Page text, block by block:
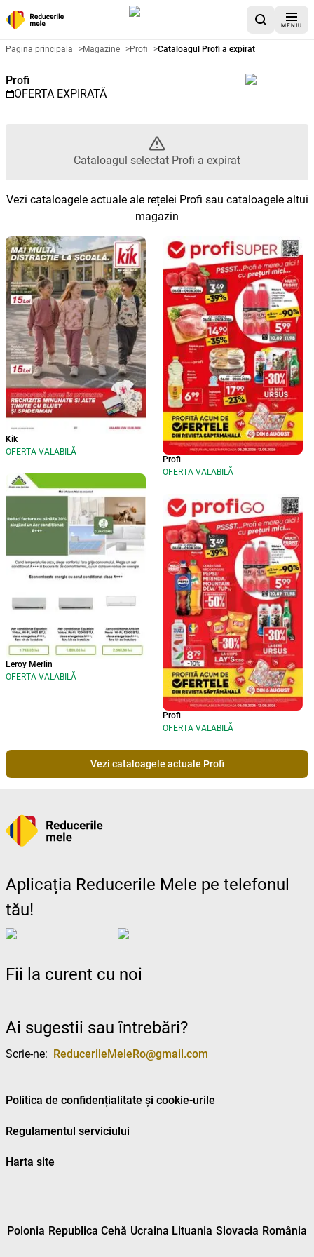
MENIU
Catalog promoțional Profi -
Pagina principala >Magazine >Profi >Cataloagul Profi a expirat
Profi
OFERTA EXPIRATĂ
Cataloagul selectat Profi a expirat
Vezi cataloagele actuale ale rețelei Profi sau cataloagele altui
magazin
Kik
OFERTA VALABILĂ
Leroy Merlin
OFERTA VALABILĂ
Profi
OFERTA VALABILĂ
Profi
OFERTA VALABILĂ
Vezi cataloagele actuale Profi
Aplicația Reducerile Mele pe telefonul
tău!
Fii la curent cu noi
Ai sugestii sau întrebări?
Scrie-ne: ReducerileMeleRo@gmail.com
Politica de confidențialitate și cookie-urile
Regulamentul serviciului
Harta site
Polonia Republica Cehă Ucraina Lituania Slovacia România